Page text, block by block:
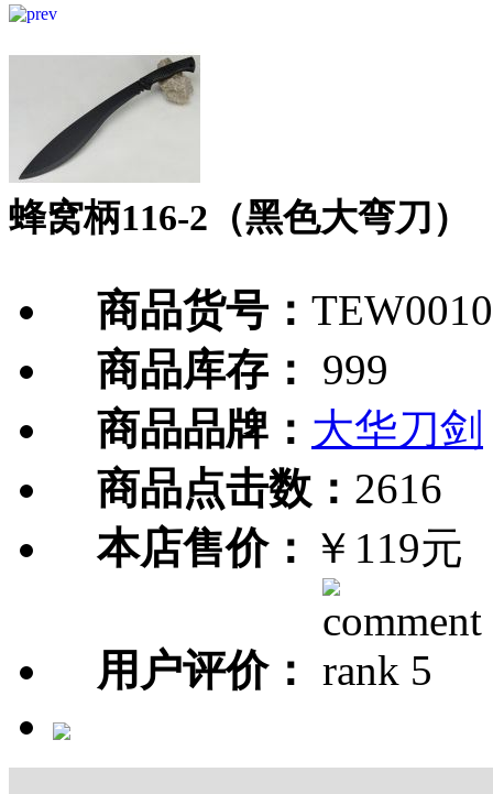
蜂窝柄116-2（黑色大弯刀）
商品货号：
商品库存：
999
商品品牌： 大华刀剑
商品点击数： 2616
本店售价： ￥119元
用户评价：